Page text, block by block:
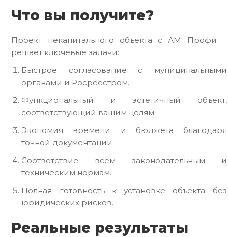
Что вы получите?
Проект некапитального объекта с АМ Профи
решает ключевые задачи:
Быстрое согласование с муниципальными
органами и Росреестром.
Функциональный и эстетичный объект,
соответствующий вашим целям.
Экономия времени и бюджета благодаря
точной документации.
Соответствие всем законодательным и
техническим нормам.
Полная готовность к установке объекта без
юридических рисков.
Реальные результаты